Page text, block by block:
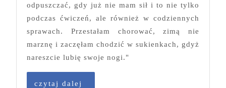
odpuszczać, gdy już nie mam sił i to nie tylko
podczas ćwiczeń, ale również w codziennych
sprawach. Przestałam chorować, zimą nie
marznę i zaczęłam chodzić w sukienkach, gdyż
nareszcie lubię swoje nogi."
czytaj dalej